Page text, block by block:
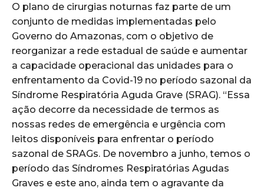
O plano de cirurgias noturnas faz parte de um
conjunto de medidas implementadas pelo
Governo do Amazonas, com o objetivo de
reorganizar a rede estadual de saúde e aumentar
a capacidade operacional das unidades para o
enfrentamento da Covid-19 no período sazonal da
Síndrome Respiratória Aguda Grave (SRAG). “Essa
ação decorre da necessidade de termos as
nossas redes de emergência e urgência com
leitos disponíveis para enfrentar o período
sazonal de SRAGs. De novembro a junho, temos o
período das Síndromes Respiratórias Agudas
Graves e este ano, ainda tem o agravante da